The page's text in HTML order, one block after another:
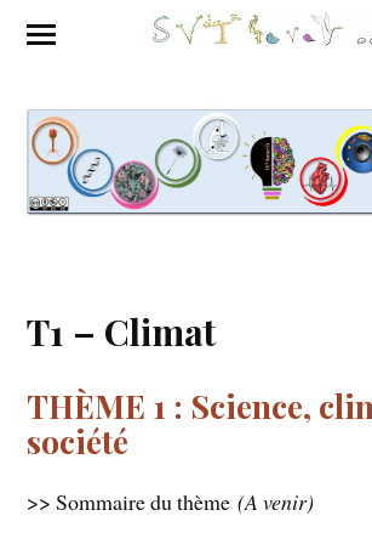
T1 – Climat
THÈME 1 : Science,
société
>> Sommaire du thème(A venir)